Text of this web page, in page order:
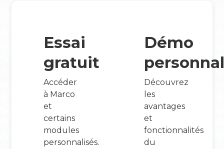
Essai
gratuit
Accéder
à Marco
et
certains
modules
personnalisés.
Démo
Découvrez
les
avantages
et
fonctionnalités
du